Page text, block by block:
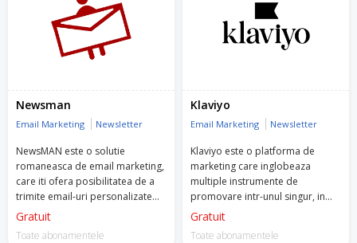
de servicii automate și bazate pe
Inteligență Artificală (AI), de la
newslettere personalizate, e-
mailuri automate și recomandări
pop-up-uri, SMS-uri și notificări
push cu performanțe superioare
- rate de conversie cu până la
15% mai bune.
Menționează codul WELCOME500
echipei Retargeting pentru a te
bucura de 1 lună de Premium
Account Management (PAM)
gratuit. Acesta include asistență
Newsman
Email Marketing Newsletter
NewsMAN este o solutie
romaneasca de email marketing,
care iti ofera posibilitatea de a
trimite email-uri personalizate
catre clientii tai.
Gratuit
Toate abonamentele
Klaviyo
Email Marketing Newsletter
Klaviyo este o platforma de
marketing care inglobeaza
multiple instrumente de
promovare intr-unul singur, in
special email, recomandari
Gratuit
Toate abonamentele